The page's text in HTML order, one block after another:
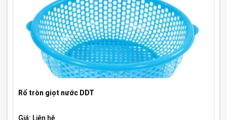
Rổ tròn giọt nước DDT
Giá: Liên hệ